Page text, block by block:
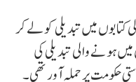
میں تبدیلی کو لے کر
میں ہونے والی تبدیلی کی
حکومت پر حملہ آور تھی۔